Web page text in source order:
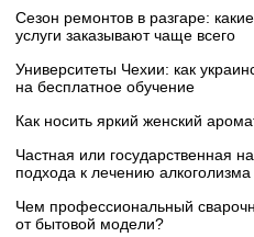
Сезон ремонтов в разгаре:
услуги заказывают чаще всего
Университеты Чехии: как
на бесплатное обучение
Как носить яркий женский
Частная или государственная
подхода к лечению алкоголизма
Чем профессиональный
от бытовой модели?